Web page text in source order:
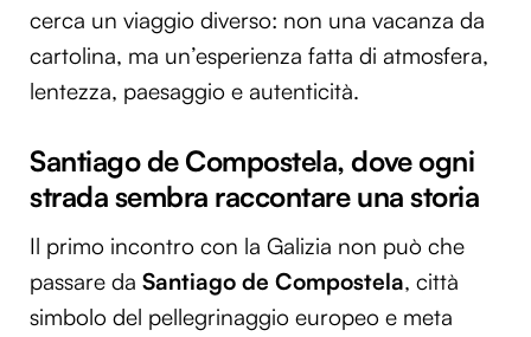
cerca un viaggio diverso: non una vacanza da
cartolina, ma un’esperienza fatta di atmosfera,
lentezza, paesaggio e autenticità.
Santiago de Compostela, dove ogni
strada sembra raccontare una storia
Il primo incontro con la Galizia non può che
passare da Santiago de Compostela, città
simbolo del pellegrinaggio europeo e meta